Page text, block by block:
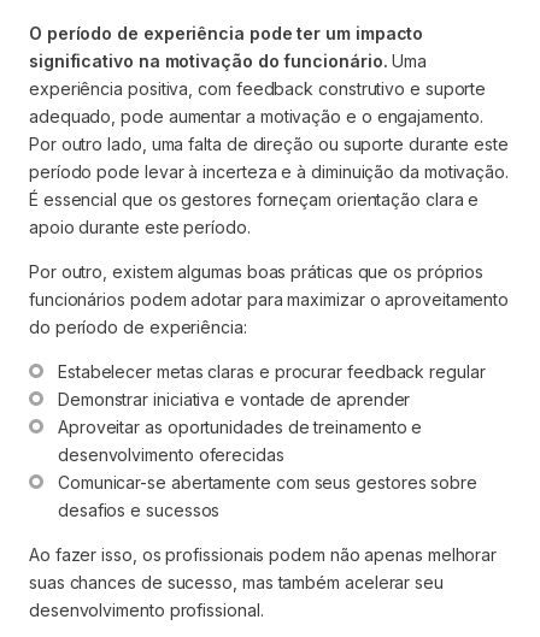
O período de experiência pode ter um impacto
significativo na motivação do funcionário. Uma
experiência positiva, com feedback construtivo e suporte
adequado, pode aumentar a motivação e o engajamento.
Por outro lado, uma falta de direção ou suporte durante este
período pode levar à incerteza e à diminuição da motivação.
É essencial que os gestores forneçam orientação clara e
apoio durante este período.
Por outro, existem algumas boas práticas que os próprios
funcionários podem adotar para maximizar o aproveitamento
do período de experiência:
Estabelecer metas claras e procurar feedback regular
Demonstrar iniciativa e vontade de aprender
Aproveitar as oportunidades de treinamento e
desenvolvimento oferecidas
Comunicar-se abertamente com seus gestores sobre
desafios e sucessos
Ao fazer isso, os profissionais podem não apenas melhorar
suas chances de sucesso, mas também acelerar seu
desenvolvimento profissional.